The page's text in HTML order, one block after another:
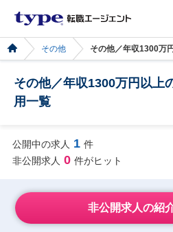
その他 その他／年収1300万
その他／年収1300万円以上
用一覧
公開中の求人 1 件
非公開求人 0 件がヒット
非公開求人の紹